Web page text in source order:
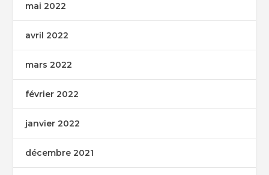
mai 2022
avril 2022
mars 2022
février 2022
janvier 2022
décembre 2021